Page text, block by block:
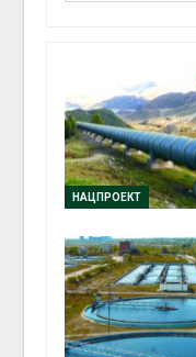
НАЦПРОЕКТ